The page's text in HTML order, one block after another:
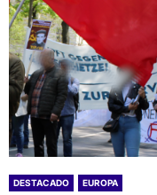
DESTACADO EUROPA